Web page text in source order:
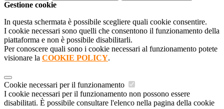
Gestione cookie
In questa schermata è possibile scegliere quali cookie consentire.
I cookie necessari sono quelli che consentono il funzionamento della
piattaforma e non è possibile disabilitarli.
Per conoscere quali sono i cookie necessari al funzionamento potete
visionare la COOKIE POLICY.
Cookie necessari per il funzionamento
I cookie necessari per il funzionamento non possono essere
disabilitati. È possibile consultare l'elenco nella pagina della cookie